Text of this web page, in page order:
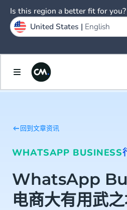
回到文章资讯
WHATSAPP BUSINESS
WhatsApp
电商大有用武
Is this region a better fit for you?
United States | English